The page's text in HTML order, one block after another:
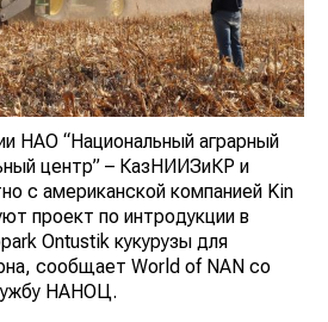
НАО “Национальный аграрный
центр” – КазНИИЗиКР и
с американской компанией Kin
проект по интродукции в
Ontustik кукурузы для
сообщает World of NAN со
НАНОЦ.